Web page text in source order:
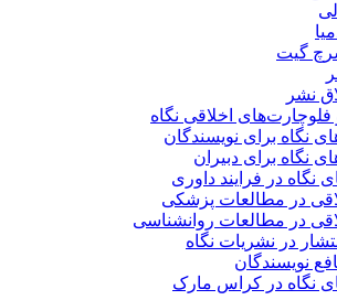
گیت
نشر
فلوچارت‌های اخلاقی نگاه
نگاه برای نویسندگان
نگاه برای دبیران
در فرایند داوری
در مطالعات پزشکی
در مطالعات روانشناسی
در نشریات نگاه
نویسندگان
نگاه در کراس مارک